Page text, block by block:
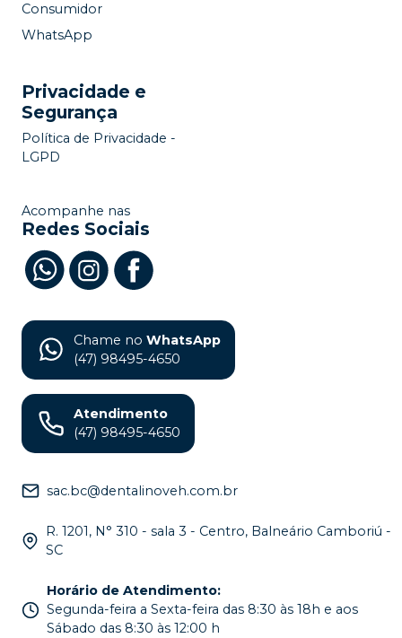
Consumidor
WhatsApp
Privacidade e
Segurança
Política de Privacidade -
LGPD
Acompanhe nas
Redes Sociais
Chame no WhatsApp
(47) 98495-4650
Atendimento
(47) 98495-4650
sac.bc@dentalinoveh.com.br
R. 1201, N° 310 - sala 3 - Centro, Balneário Camboriú -
SC
Horário de Atendimento:
Segunda-feira a Sexta-feira das 8:30 às 18h e aos
Sábado das 8:30 às 12:00 h